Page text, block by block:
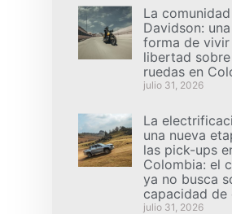
La
Davidson:
forma de vivir
libertad
ruedas en
julio 31, 2026
La
una nueva
las pick-ups
Colombia: el
ya no busca
capacidad de
julio 31, 2026